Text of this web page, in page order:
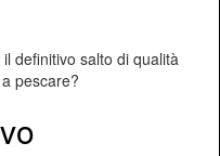
definitivo salto di qualità
pescare?